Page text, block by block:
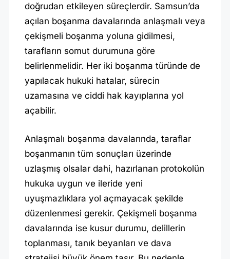
doğrudan etkileyen süreçlerdir. Samsun’da
açılan boşanma davalarında anlaşmalı veya
çekişmeli boşanma yoluna gidilmesi,
tarafların somut durumuna göre
belirlenmelidir. Her iki boşanma türünde de
yapılacak hukuki hatalar, sürecin
uzamasına ve ciddi hak kayıplarına yol
açabilir.
Anlaşmalı boşanma davalarında, taraflar
boşanmanın tüm sonuçları üzerinde
uzlaşmış olsalar dahi, hazırlanan protokolün
hukuka uygun ve ileride yeni
uyuşmazlıklara yol açmayacak şekilde
düzenlenmesi gerekir. Çekişmeli boşanma
davalarında ise kusur durumu, delillerin
toplanması, tanık beyanları ve dava